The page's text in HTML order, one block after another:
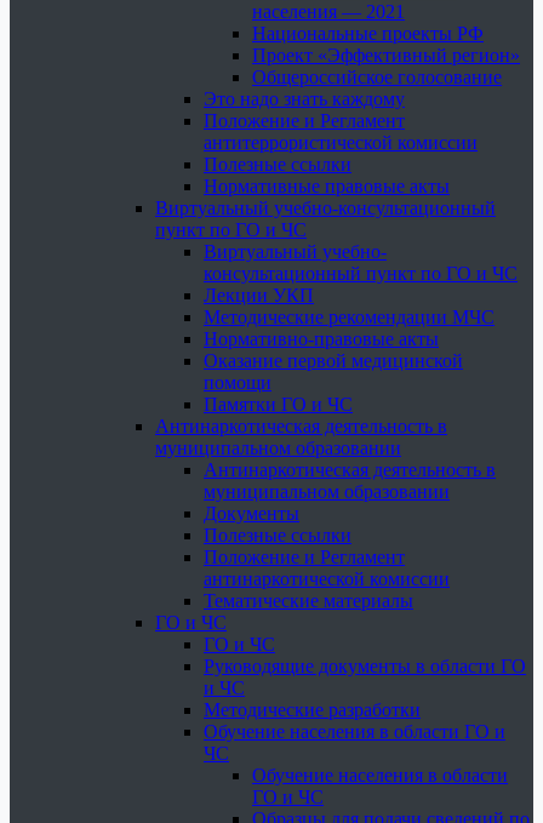
населения — 2021
Национальные проекты РФ
Проект «Эффективный регион»
Общероссийское голосование
Это надо знать каждому
Положение и Регламент
антитеррористической комиссии
Полезные ссылки
Нормативные правовые акты
Виртуальный учебно-консультационный
пункт по ГО и ЧС
Виртуальный учебно-
консультационный пункт по ГО и ЧС
Лекции УКП
Методические рекомендации МЧС
Нормативно-правовые акты
Оказание первой медицинской
помощи
Памятки ГО и ЧС
Антинаркотическая деятельность в
муниципальном образовании
Антинаркотическая деятельность в
муниципальном образовании
Документы
Полезные ссылки
Положение и Регламент
антинаркотической комиссии
Тематические материалы
ГО и ЧС
ГО и ЧС
Руководящие документы в области ГО
и ЧС
Методические разработки
Обучение населения в области ГО и
ЧС
Обучение населения в области
ГО и ЧС
Образцы для подачи сведений по